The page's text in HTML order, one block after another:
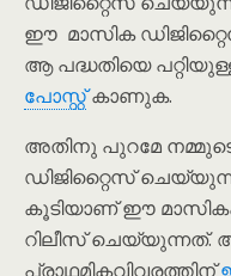
ഈ മാസിക
ആ പദ്ധതിയെ
പോസ്റ്റ്കാണുക.
അതിനു പുറമേ
ഡിജിറ്റൈസ്
കൂടിയാണ് ഈ
റിലീസ് ചെയ്യുന്നത്.
പ്രാഥമികവിവരത്തിന്